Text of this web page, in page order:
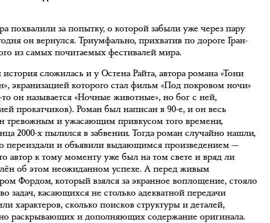
похвалили за попытку, о которой забыли уже через пару
он вернулся. Триумфально, прихватив по дороге Гран-
из самых почитаемых фестивалей мира.
сложилась и у Остена Райта, автора романа «Тони
экранизацией которого стал фильм «Под покровом ночи»
он называется «Ночные животные», но бог с ней,
прокатчиков). Роман был написан в 90-е, и он весь
тревожным и ужасающим привкусом того времени,
2000-х пылился в забвении. Тогда роман случайно нашли,
переиздали и объявили выдающимся произведением —
автор к тому моменту уже был на том свете и вряд ли
об этом неожиданном успехе. А перед живым
Фордом, который взялся за экранное воплощение, стояло
задач, касающихся не столько адекватной передачи
характеров, сколько поисков структуры и деталей,
раскрывающих и дополняющих содержание оригинала.